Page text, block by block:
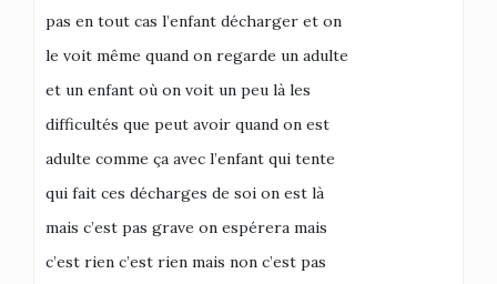
pas en tout cas l’enfant décharger et on
le voit même quand on regarde un adulte
et un enfant où on voit un peu là les
difficultés que peut avoir quand on est
adulte comme ça avec l’enfant qui tente
qui fait ces décharges de soi on est là
mais c’est pas grave on espérera mais
c’est rien c’est rien mais non c’est pas